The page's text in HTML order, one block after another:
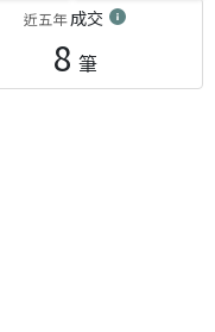
近五年成交
8 筆